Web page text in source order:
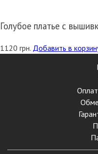
Голубое платье с
1120 грн. Добавить в